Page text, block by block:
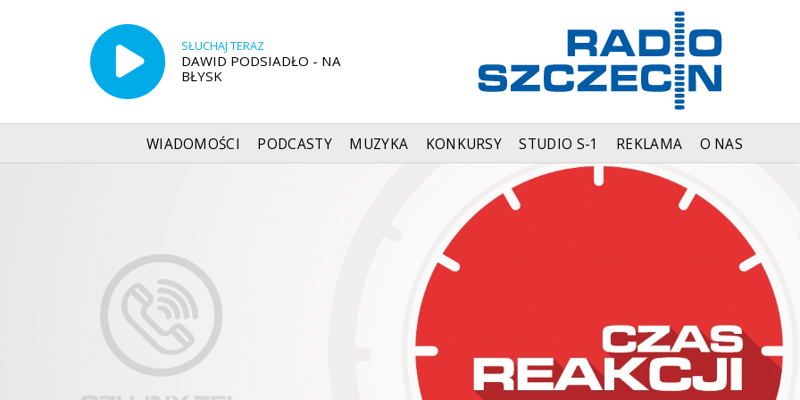
SŁUCHAJ TERAZ
DAWID PODSIADŁO - NA
BŁYSK
WIADOMOŚCI PODCASTY MUZYKA KONKURSY STUDIO S-1 REKLAMA O NAS